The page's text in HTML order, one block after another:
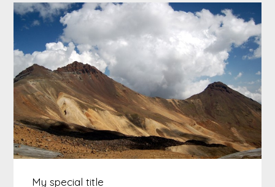
My special title